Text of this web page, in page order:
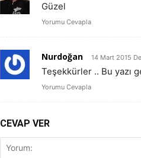
Güzel
Yorumu Cevapla
Nurdoğan 14 Mart 2015
Teşekkürler .. Bu yazı
Yorumu Cevapla
CEVAP VER